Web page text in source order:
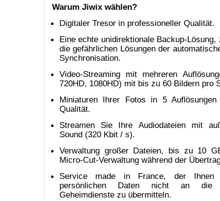
Warum Jiwix wählen?
Digitaler Tresor in professioneller Qualität.
Eine echte unidirektionale Backup-
die gefährlichen Lösungen der
Synchronisation.
Video-Streaming mit mehreren
720HD, 1080HD) mit bis zu 60 Bildern pro
Miniaturen Ihrer Fotos in 5
Qualität.
Streamen Sie Ihre Audiodateien mit
Sound (320 Kbit / s).
Verwaltung großer Dateien, bis zu 10
Micro-Cut-Verwaltung während der
Service made in France, der Ihnen
persönlichen Daten nicht an die
Geheimdienste zu übermitteln.